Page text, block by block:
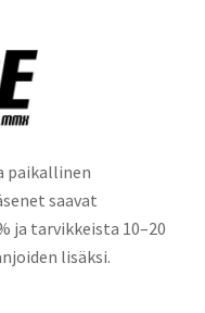
paikallinen
saavat
ja tarvikkeista 10–20
lisäksi.